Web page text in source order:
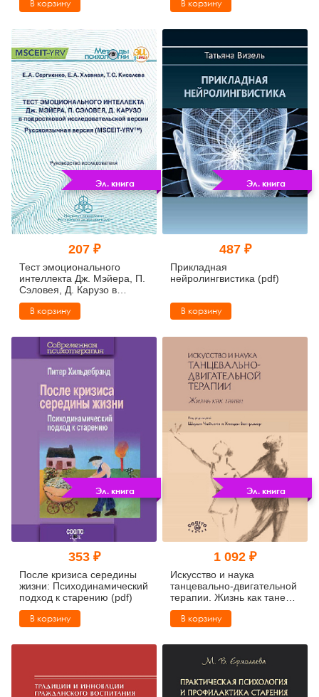
учебное пособие (pdf)
В корзину В корзину
Эл. книга
207 ₽
Тест эмоционального
интеллекта Дж. Мэйера, П.
Сэловея, Д. Карузо в
подростковой
исследовательской версии:
(MSCEIT-YRV™):
Руководство
исследователя (pdf)
В корзину
Эл. книга
487 ₽
Прикладная
нейролингвистика (pdf)
В корзину
Эл. книга
353 ₽
После кризиса середины
жизни: Психодинамический
подход к старению (pdf)
В корзину
Эл. книга
1 092 ₽
Искусство и наука
танцевально-двигательной
терапии. Жизнь как танец
(pdf)
В корзину